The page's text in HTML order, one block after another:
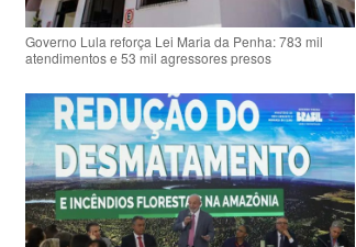
Governo Lula reforça Lei Maria da Penha: 783 mil
atendimentos e 53 mil agressores presos